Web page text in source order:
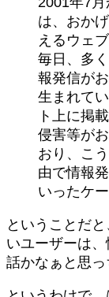
は、おか
えるウェ
毎日、多
報発信が
生まれて
ト上に掲
侵害等が
おり、こ
由で情報
いったケ
ということだ
いユーザーは
話かなぁと思っ